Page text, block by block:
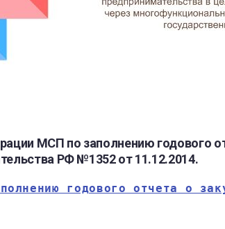
МСП по заполнению годового
РФ №1352 от 11.12.2014.
годового отчета о